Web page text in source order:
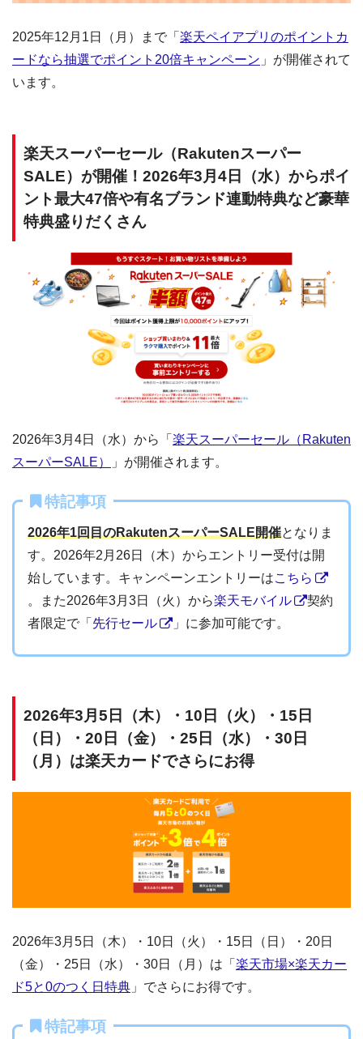
2025年12月1日（月）まで「 楽天ペイアプリのポイントカ
ードなら抽選でポイント20倍キャンペーン 」が開催されて
います。
楽天スーパーセール（Rakutenスーパー
SALE）が開催！2026年3月4日（水）からポイ
ント最大47倍や有名ブランド連動特典など豪華
特典盛りだくさん
2026年3月4日（水）から「 楽天スーパーセール（Rakuten
スーパーSALE）
」が開催されます。
特記事項
2026年1回目のRakutenスーパーSALE開催となりま
す。2026年2月26日（木）からエントリー受付は開
始しています。キャンペーンエントリーはこちら
。また2026年3月3日（火）から楽天モバイル
契約
者限定で「 先行セール 」に参加可能です。
2026年3月5日（木）・10日（火）・15日
（日）・20日（金）・25日（水）・30日
（月）は楽天カードでさらにお得
2026年3月5日（木）・10日（火）・15日（日）・20日
（金）・25日（水）・30日（月）は「 楽天市場×楽天カー
ド5と0のつく日特典 」でさらにお得です。
特記事項